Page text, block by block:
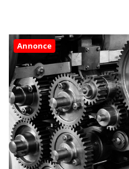
Annonce